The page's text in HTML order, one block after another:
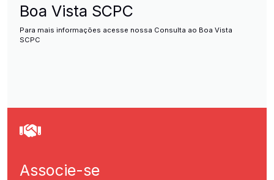
Boa Vista SCPC
Para mais informações acesse nossa Consulta ao Boa Vista
SCPC
Associe-se